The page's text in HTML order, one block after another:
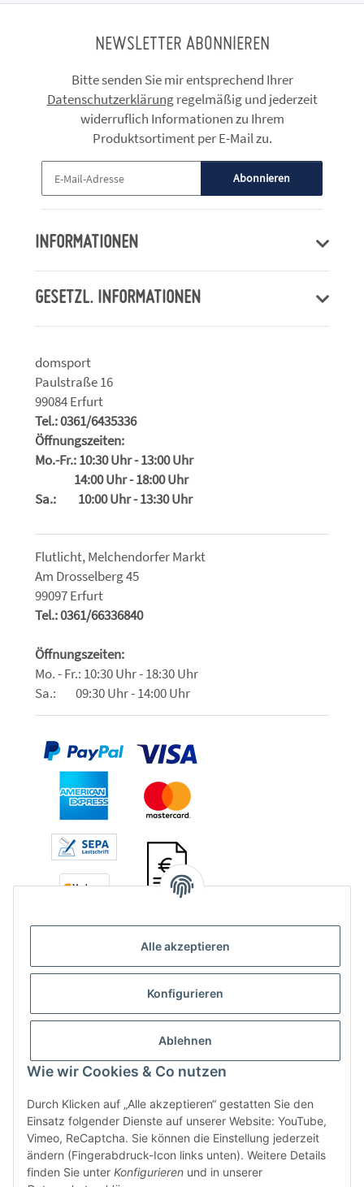
Alle akzeptieren
Konfigurieren
Ablehnen
Wie wir Cookies & Co nutzen
Durch Klicken auf „Alle akzeptieren“ gestatten Sie den
Einsatz folgender Dienste auf unserer Website: YouTube,
Vimeo, ReCaptcha. Sie können die Einstellung jederzeit
ändern (Fingerabdruck-Icon links unten). Weitere Details
finden Sie unter Konfigurieren und in unserer
NEWSLETTER ABONNIEREN
Bitte senden Sie mir entsprechend Ihrer
Datenschutzerklärungregelmäßig und jederzeit
widerruflich Informationen zu Ihrem
Produktsortiment per E-Mail zu.
Abonnieren
INFORMATIONEN
GESETZL. INFORMATIONEN
domsport
Paulstraße 16
99084 Erfurt
Tel.: 0361/6435336
Öffnungszeiten:
Mo.-Fr.: 10:30 Uhr - 13:00 Uhr
14:00 Uhr - 18:00 Uhr
Sa.: 10:00 Uhr - 13:30 Uhr
Flutlicht, Melchendorfer Markt
Am Drosselberg 45
99097 Erfurt
Tel.: 0361/66336840
Öffnungszeiten:
Mo. - Fr.: 10:30 Uhr - 18:30 Uhr
Sa.: 09:30 Uhr - 14:00 Uhr
Vertrag widerrufen
* Alle Preise inkl. gesetzlicher USt., zzgl.Versand